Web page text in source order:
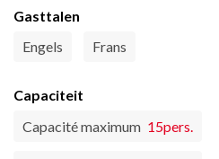
Gasttalen
Engels
Frans
Capaciteit
Capacité maximum 15pers.